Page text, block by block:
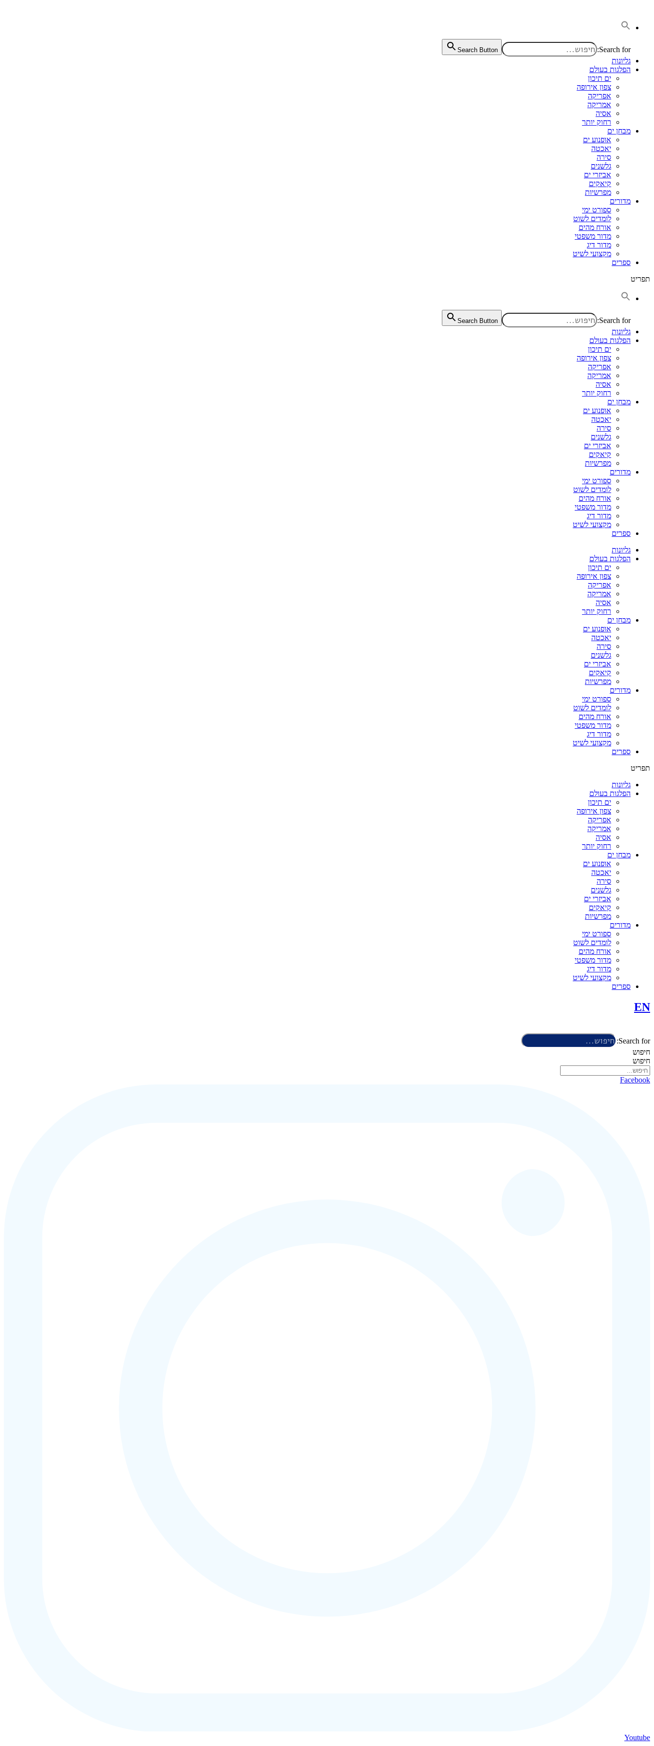
Search for:
Search Button
גליונות
הפלגות בעולם
ים תיכון
צפון אירופה
אפריקה
אמריקה
אסיה
רחוק יותר
מבחן ים
אופנוע ים
יאכטה
סירה
גלשנים
אביזרי ים
קיאקים
מפרשיות
מדורים
ספורט ימי
לומדים לשוט
אורח מהים
מדור משפטי
מדור דיג
מקצועי לשיט
ספרים
תפריט
Search for:
Search Button
גליונות
הפלגות בעולם
ים תיכון
צפון אירופה
אפריקה
אמריקה
אסיה
רחוק יותר
מבחן ים
אופנוע ים
יאכטה
סירה
גלשנים
אביזרי ים
קיאקים
מפרשיות
מדורים
ספורט ימי
לומדים לשוט
אורח מהים
מדור משפטי
מדור דיג
מקצועי לשיט
ספרים
גליונות
הפלגות בעולם
ים תיכון
צפון אירופה
אפריקה
אמריקה
אסיה
רחוק יותר
מבחן ים
אופנוע ים
יאכטה
סירה
גלשנים
אביזרי ים
קיאקים
מפרשיות
מדורים
ספורט ימי
לומדים לשוט
אורח מהים
מדור משפטי
מדור דיג
מקצועי לשיט
ספרים
תפריט
גליונות
הפלגות בעולם
ים תיכון
צפון אירופה
אפריקה
אמריקה
אסיה
רחוק יותר
מבחן ים
אופנוע ים
יאכטה
סירה
גלשנים
אביזרי ים
קיאקים
מפרשיות
מדורים
ספורט ימי
לומדים לשוט
אורח מהים
מדור משפטי
מדור דיג
מקצועי לשיט
ספרים
EN
Search for:
חיפוש
חיפוש
Facebook
Youtube